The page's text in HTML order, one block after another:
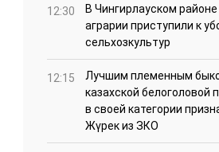
12:30
В Чингирлауском районе
аграрии приступили к
сельхозкультур
12:15
Лучшим племенным
казахской белоголовой
в своей категории
Жүрек из ЗКО